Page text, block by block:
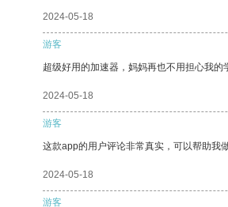
2024-05-18
游客
超级好用的加速器，妈妈再也不用担心我的
2024-05-18
游客
这款app的用户评论非常真实，可以帮助我
2024-05-18
游客